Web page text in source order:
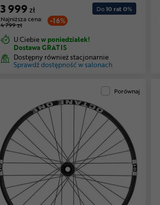
3 999zł
-16%
Najniższa cena:
4 799 zł
Do10 rat 0%
U Ciebiew poniedziałek!
Dostawa GRATIS
Dostępny również stacjonarnie
Sprawdź dostępność w salonach
Porównaj